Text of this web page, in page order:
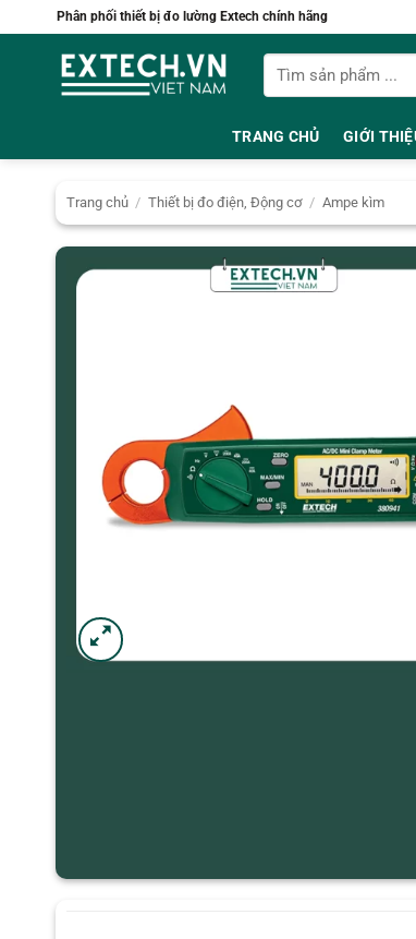
qua
Phân phối thiết bị đo lường Extech chính hãng
Tìm
kiếm:
TRANG CHỦ GIỚI
Trang chủ / Thiết bị đo điện, Động cơ / Ampe kìm